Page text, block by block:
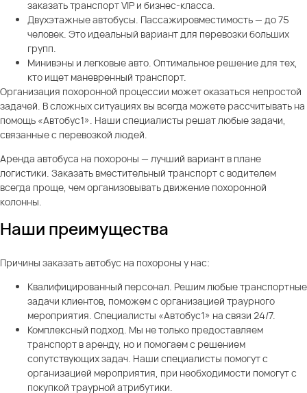
заказать транспорт VIP и бизнес-класса.
Двухэтажные автобусы. Пассажировместимость — до 75
человек. Это идеальный вариант для перевозки больших
групп.
Минивэны и легковые авто. Оптимальное решение для тех,
кто ищет маневренный транспорт.
Организация похоронной процессии может оказаться непростой
задачей. В сложных ситуациях вы всегда можете рассчитывать на
помощь «Автобус1». Наши специалисты решат любые задачи,
связанные с перевозкой людей.
Аренда автобуса на похороны — лучший вариант в плане
логистики. Заказать вместительный транспорт с водителем
всегда проще, чем организовывать движение похоронной
колонны.
Наши преимущества
Причины заказать автобус на похороны у нас:
Квалифицированный персонал. Решим любые транспортные
задачи клиентов, поможем с организацией траурного
мероприятия. Специалисты «Автобус1» на связи 24/7.
Комплексный подход. Мы не только предоставляем
транспорт в аренду, но и помогаем с решением
сопутствующих задач. Наши специалисты помогут с
организацией мероприятия, при необходимости помогут с
покупкой траурной атрибутики.